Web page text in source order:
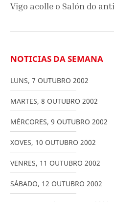
Vigo acolle o Salón do
NOTICIAS DA SEMANA
LUNS, 7 OUTUBRO 2002
MARTES, 8 OUTUBRO 2002
MÉRCORES, 9 OUTUBRO 2002
XOVES, 10 OUTUBRO 2002
VENRES, 11 OUTUBRO 2002
SÁBADO, 12 OUTUBRO 2002